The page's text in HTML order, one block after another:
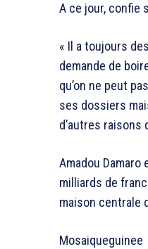
A ce jour, confie
« Il a toujours
demande de
qu’on ne peut
ses dossiers
d’autres raisons
Amadou
milliards de
maison centrale
Mosaiqueguinee